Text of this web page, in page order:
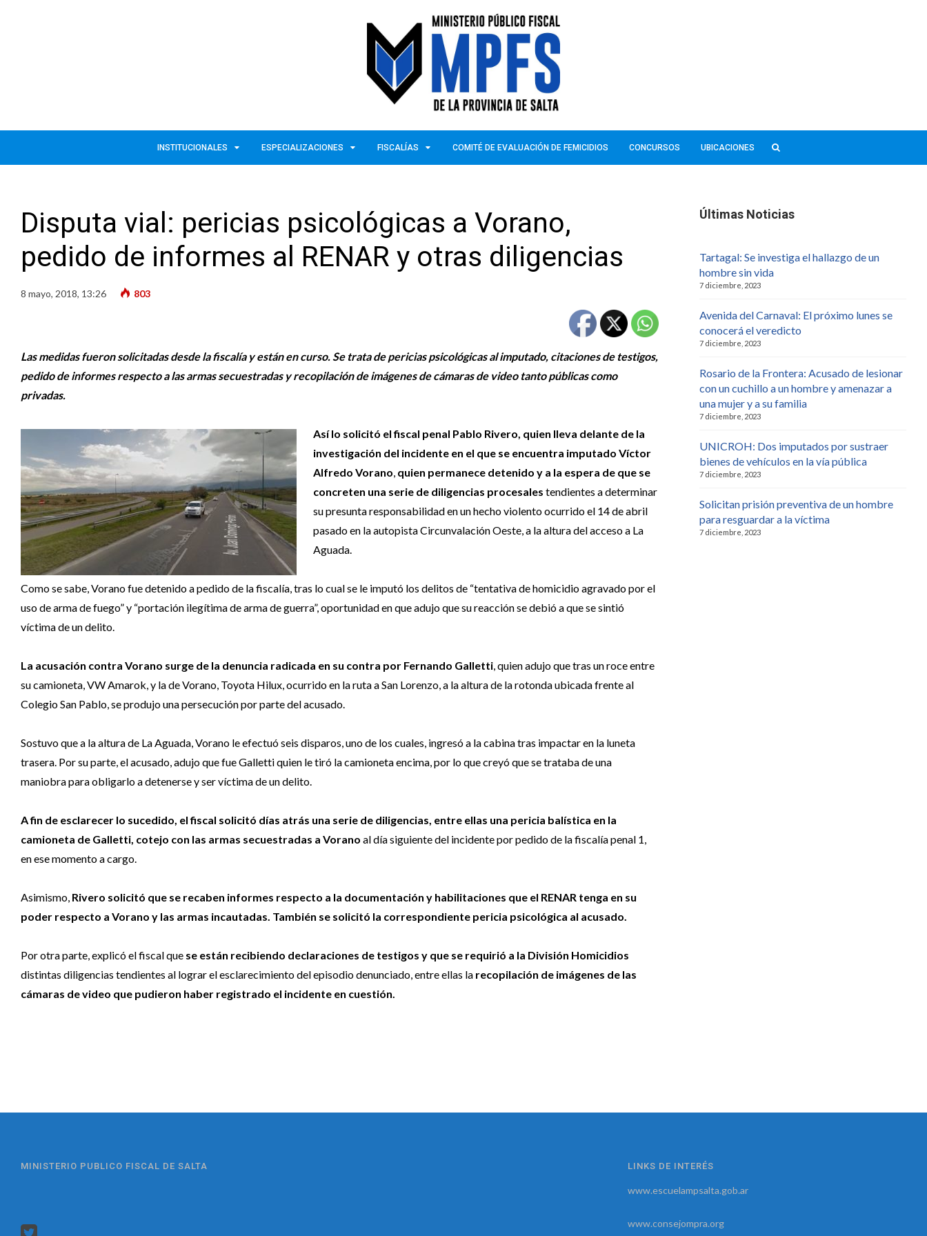
INSTITUCIONALES ESPECIALIZACIONES FISCALÍAS COMITÉ DE EVALUACIÓN DE FEMICIDIOS CONCURSOS UBICACIONES
Disputa vial: pericias psicológicas a Vorano,
pedido de informes al RENAR y otras diligencias
8 mayo, 2018, 13:26 803
Las medidas fueron solicitadas desde la fiscalía y están en curso. Se trata de pericias psicológicas al imputado, citaciones de testigos,
pedido de informes respecto a las armas secuestradas y recopilación de imágenes de cámaras de video tanto públicas como
privadas.
Así lo solicitó el fiscal penal Pablo Rivero, quien lleva delante de la
investigación del incidente en el que se encuentra imputado Víctor
Alfredo Vorano quien permanece detenido y a la espera de que se
concreten una serie de diligencias procesales tendientes a determinar
su presunta responsabilidad en un hecho violento ocurrido el 14 de abril
pasado en la autopista Circunvalación Oeste, a la altura del acceso a La
Aguada.
Como se sabe, Vorano fue detenido a pedido de la fiscalía, tras lo cual se le imputó los delitos de “tentativa de homicidio agravado por el
uso de arma de fuego” y “portación ilegítima de arma de guerra”, oportunidad en que adujo que su reacción se debió a que se sintió
víctima de un delito.
La acusación contra Vorano surge de la denuncia radicada en su contra por Fernando Galletti , quien adujo que tras un roce entre
su camioneta, VW Amarok, y la de Vorano, Toyota Hilux, ocurrido en la ruta a San Lorenzo, a la altura de la rotonda ubicada frente al
Colegio San Pablo, se produjo una persecución por parte del acusado.
Sostuvo que a la altura de La Aguada, Vorano le efectuó seis disparos, uno de los cuales, ingresó a la cabina tras impactar en la luneta
trasera. Por su parte, el acusado, adujo que fue Galletti quien le tiró la camioneta encima, por lo que creyó que se trataba de una
maniobra para obligarlo a detenerse y ser víctima de un delito.
A fin de esclarecer lo sucedido, el fiscal solicitó días atrás una serie de diligencias, entre ellas una pericia balística en la
camioneta de Galletti, cotejo con las armas secuestradas a Vorano al día siguiente del incidente por pedido de la fiscalía penal 1,
en ese momento a cargo.
Asimismo, Rivero solicitó que se recaben informes respecto a la documentación y habilitaciones que el RENAR tenga en su
poder respecto a Vorano y las armas incautadas. También se solicitó la correspondiente pericia psicológica al acusado.
Por otra parte, explicó el fiscal que se están recibiendo declaraciones de testigos y que se requirió a la División Homicidios
distintas diligencias tendientes al lograr el esclarecimiento del episodio denunciado, entre ellas la recopilación de imágenes de las
cámaras de video que pudieron haber registrado el incidente en cuestión.
Últimas Noticias
Tartagal: Se investiga el hallazgo de un
hombre sin vida
7 diciembre, 2023
Avenida del Carnaval: El próximo lunes se
conocerá el veredicto
7 diciembre, 2023
Rosario de la Frontera: Acusado de lesionar
con un cuchillo a un hombre y amenazar a
una mujer y a su familia
7 diciembre, 2023
UNICROH: Dos imputados por sustraer
bienes de vehículos en la vía pública
7 diciembre, 2023
Solicitan prisión preventiva de un hombre
para resguardar a la víctima
7 diciembre, 2023
MINISTERIO PUBLICO FISCAL DE SALTA LINKS DE INTERÉS
www.escuelampsalta.gob.ar
www.consejompra.org